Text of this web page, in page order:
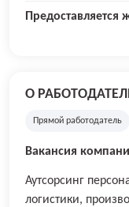
Предоставляется
О
Прямой работодатель
Вакансия
Аутсорсинг
логистики,